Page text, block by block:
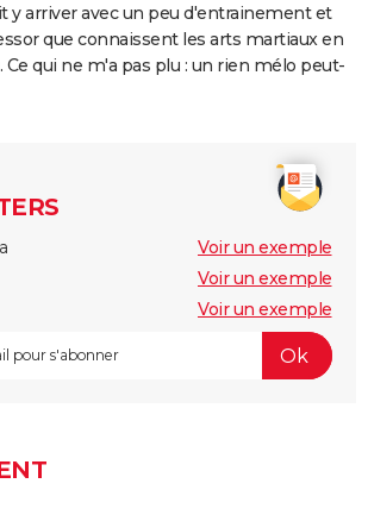
une scène post-générique à la fin du
Way Home : où voir le film en VOD
: synopsis, casting, bande-
streaming...
casting.... Ce que l'on sait sur le
personnages... Tout sur Secret
casting, streaming, avis... Les infos
y arriver avec un peu d'entrainement et
que connaissent les arts martiaux en
Ce qui ne m'a pas plu : un rien mélo peut-
Voir un exemple
Voir un exemple
Voir un exemple